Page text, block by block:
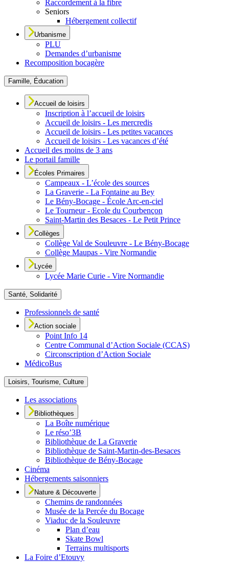
Raccordement à la fibre
Seniors
Hébergement collectif
Urbanisme
PLU
Demandes d’urbanisme
Recomposition bocagère
Famille, Éducation
Accueil de loisirs
Inscription à l’accueil de loisirs
Accueil de loisirs - Les mercredis
Accueil de loisirs - Les petites vacances
Accueil de loisirs - Les vacances d’été
Accueil des moins de 3 ans
Le portail famille
Écoles Primaires
Campeaux - L’école des sources
La Graverie - La Fontaine au Bey
Le Bény-Bocage - École Arc-en-ciel
Le Tourneur - Ecole du Courbençon
Saint-Martin des Besaces - Le Petit Prince
Collèges
Collège Val de Souleuvre - Le Bény-Bocage
Collège Maupas - Vire Normandie
Lycée
Lycée Marie Curie - Vire Normandie
Santé, Solidarité
Professionnels de santé
Action sociale
Point Info 14
Centre Communal d’Action Sociale (CCAS)
Circonscription d’Action Sociale
MédicoBus
Loisirs, Tourisme, Culture
Les associations
Bibliothèques
La Boîte numérique
Le réso’3B
Bibliothèque de La Graverie
Bibliothèque de Saint-Martin-des-Besaces
Bibliothèque de Bény-Bocage
Cinéma
Hébergements saisonniers
Nature & Découverte
Chemins de randonnées
Musée de la Percée du Bocage
Viaduc de la Souleuvre
Plan d’eau
Skate Bowl
Terrains multisports
La Foire d’Etouvy